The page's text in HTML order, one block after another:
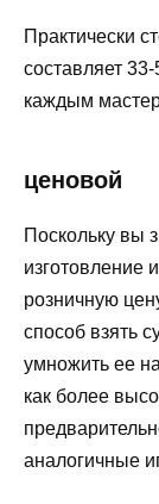
Практически
составляет
каждым
ценовой
Поскольку вы
изготовление
розничную
способ взять
умножить ее
как более
аналогичные